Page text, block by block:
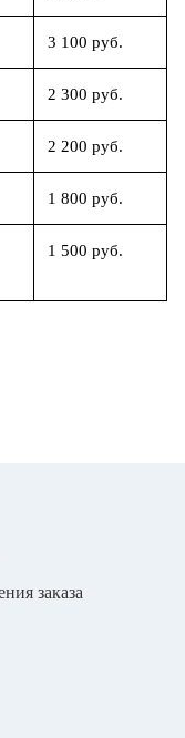
3 100 руб.
2 300 руб.
2 200 руб.
1 800 руб.
1 500 руб.
заказа